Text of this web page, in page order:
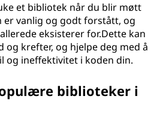
et bibliotek når du blir møtt
er vanlig og godt forstått, og
eksisterer for.Dette kan
og krefter, og hjelpe deg med å
og ineffektivitet i koden din.
biblioteker i